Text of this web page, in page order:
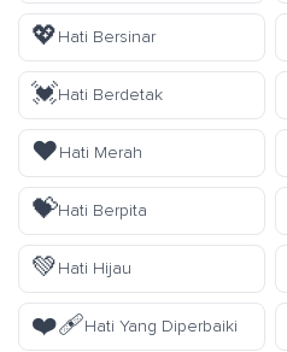
💖Hati Bersinar
💓Hati Berdetak
❤️Hati Merah
💝Hati Berpita
💚Hati Hijau
❤️‍🩹Hati Yang Diperbaiki